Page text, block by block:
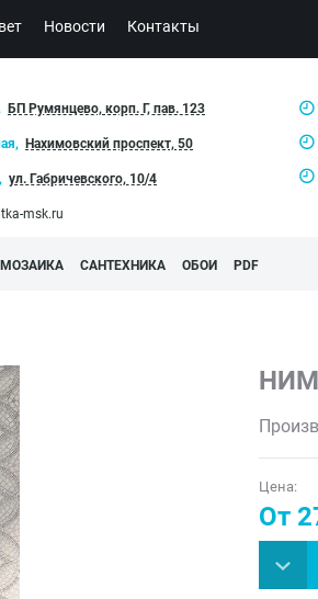
Новости Контакты
БП Румянцево, корп. Г, пав. 123
Нахимовский проспект, 50
ул. Габричевского, 10/4
msk.ru
МОЗАИКА САНТЕХНИКА ОБОИ PDF
НИМ
Цена:
От